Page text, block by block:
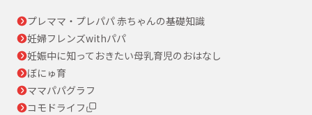
プレママ・プレパパ 赤ちゃんの基礎知識
妊婦フレンズwithパパ
妊娠中に知っておきたい母乳育児のおはなし
ぼにゅ育
ママパパグラフ
コモドライフ